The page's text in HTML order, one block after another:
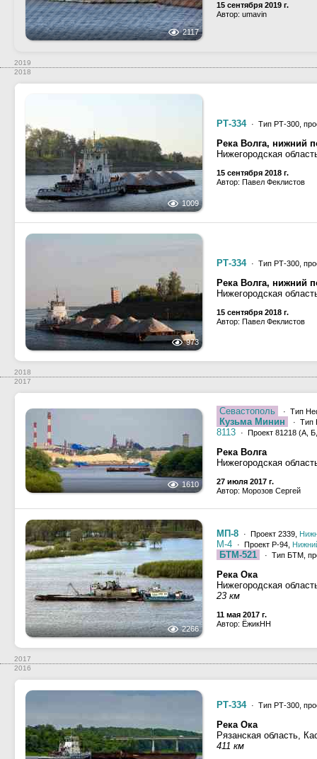
2117
15 сентября 2019 г.
Автор: umavin
2019
2018
1009
РТ-334 · Тип РТ-300,
Река Волга, нижний
Нижегородская
15 сентября 2018 г.
Автор: Павел Феклистов
973
РТ-334 · Тип РТ-300,
Река Волга, нижний
Нижегородская
15 сентября 2018 г.
Автор: Павел Феклистов
2018
2017
1610
Севастополь · Тип
Кузьма Минин · Тип
8113 · Проект 81218 (А,
Река Волга
Нижегородская
27 июля 2017 г.
Автор: Морозов Сергей
2266
МП-8 · Проект 2339,
М-4 · Проект Р-94,
БТМ-521 · Тип БТМ,
Река Ока
Нижегородская
23 км
11 мая 2017 г.
Автор: ЁжикНН
2017
2016
РТ-334 · Тип РТ-300,
Река Ока
Рязанская область,
411 км